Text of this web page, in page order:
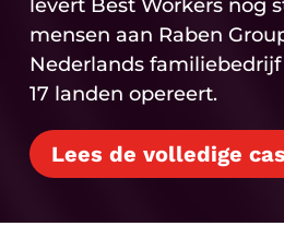
levert Best Workers nog
mensen aan Raben
Nederlands
17 landen opereert.
Lees de volledige